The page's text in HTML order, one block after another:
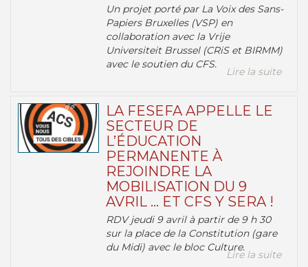
Un projet porté par La Voix des Sans-
Papiers Bruxelles (VSP) en
collaboration avec la Vrije
Universiteit Brussel (CRiS et BIRMM)
avec le soutien du CFS.
Lire la suite
LA FESEFA APPELLE LE
SECTEUR DE
L’ÉDUCATION
PERMANENTE À
REJOINDRE LA
MOBILISATION DU 9
AVRIL … ET CFS Y SERA !
RDV jeudi 9 avril à partir de 9 h 30
sur la place de la Constitution (gare
du Midi) avec le bloc Culture.
Lire la suite